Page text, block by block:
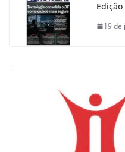
19 de